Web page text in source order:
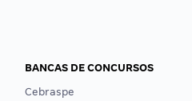
BANCAS DE CONCURSOS
Cebraspe